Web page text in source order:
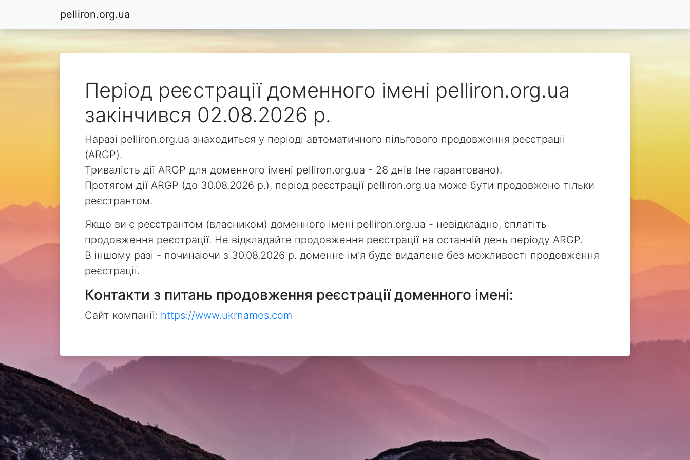
pelliron.org.ua
Період реєстрації доменного імені pelliron.org.ua
закінчився 02.08.2026 р.
Наразі pelliron.org.ua знаходиться у періоді автоматичного пільгового продовження реєстрації
(ARGP).
Тривалість дії ARGP для доменного імені pelliron.org.ua - 28 днів (не гарантовано).
Протягом дії ARGP (до 30.08.2026 р.), період реєстрації pelliron.org.ua може бути продовжено тільки
реєстрантом.
Якщо ви є реєстрантом (власником) доменного імені pelliron.org.ua - невідкладно, сплатіть
продовження реєстрації. Не відкладайте продовження реєстрації на останній день періоду ARGP.
В іншому разі - починаючи з 30.08.2026 р. доменне ім'я буде видалене без можливості продовження
реєстрації.
Контакти з питань продовження реєстрації доменного імені:
Сайт компанії: https://www.ukrnames.com